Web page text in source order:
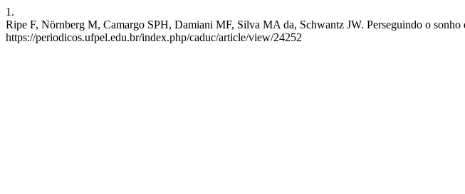
1.
Ripe F, Nörnberg M, Camargo SPH, Damiani MF, Silva MA da, Schwantz JW. Perseguindo o
https://periodicos.ufpel.edu.br/index.php/caduc/article/view/24252